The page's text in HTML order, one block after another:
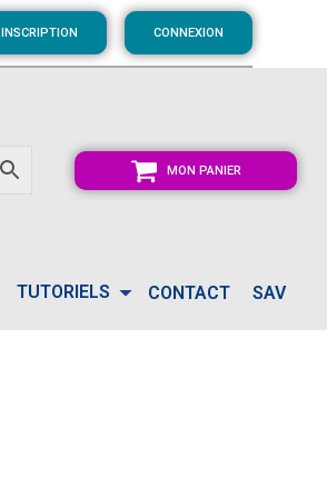
INSCRIPTION CONNEXION
MON PANIER
TUTORIELS CONTACT SAV